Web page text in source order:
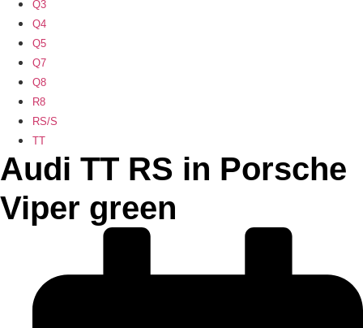
Q3
Q4
Q5
Q7
Q8
R8
RS/S
TT
Audi TT RS in Porsche
Viper green